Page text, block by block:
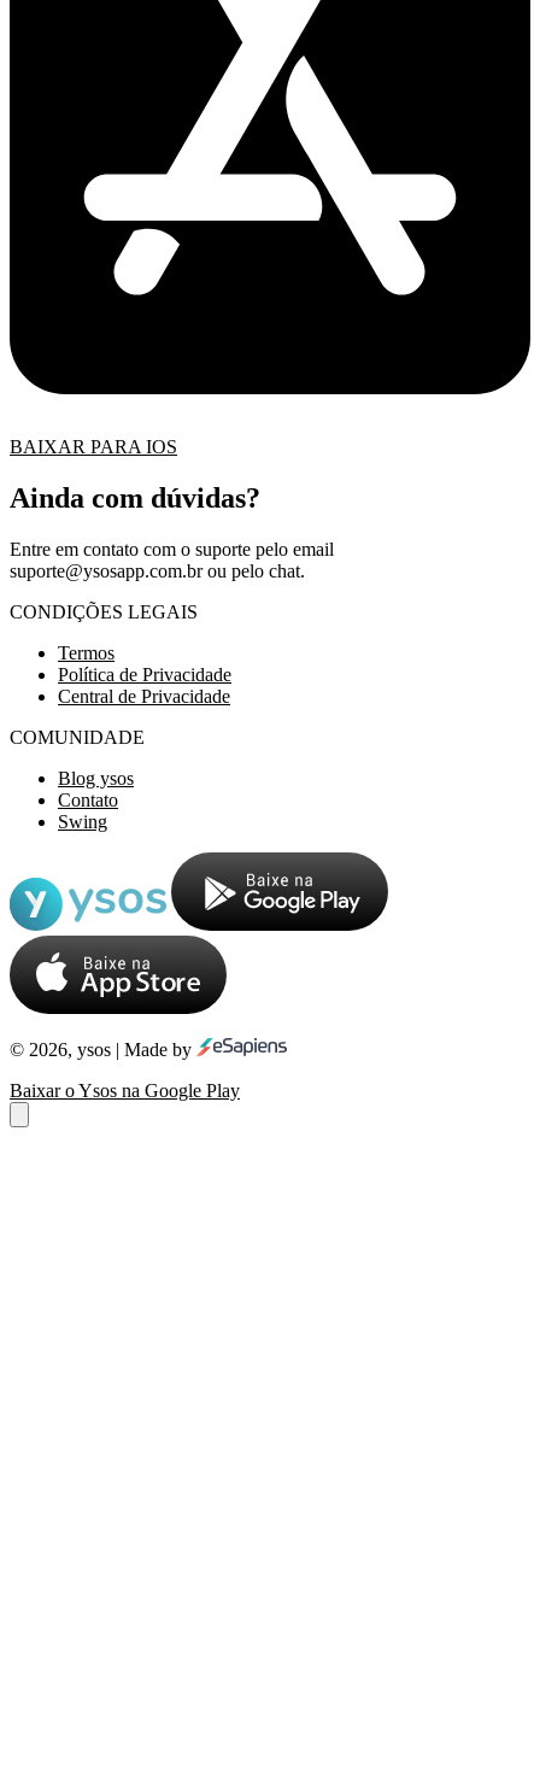
BAIXAR PARA IOS
Ainda com dúvidas?
Entre em contato com o suporte pelo email
suporte@ysosapp.com.brou pelo chat.
CONDIÇÕES LEGAIS
Termos
Política de Privacidade
Central de Privacidade
COMUNIDADE
Blog ysos
Contato
Swing
© 2026, ysos | Made by
Baixar o Ysos na Google Play